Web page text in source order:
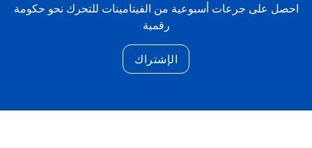
احصل على جرعات أسبوعية من الفيتامينات للتحرك نحو حكومة
رقمية
الإشتراك